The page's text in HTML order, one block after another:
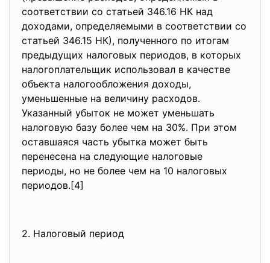
соответствии со статьей 346.16 НК над
доходами, определяемыми в соответствии со
статьей 346.15 НК), полученного по итогам
предыдущих налоговых периодов, в которых
налогоплательщик использовал в качестве
объекта налогообложения доходы,
уменьшенные на величину расходов.
Указанный убыток не может уменьшать
налоговую базу более чем на 30%. При этом
оставшаяся часть убытка может быть
перенесена на следующие налоговые
периоды, но не более чем на 10 налоговых
периодов.[4]
2. Налоговый период